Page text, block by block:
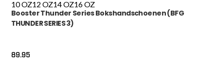
10 OZ12 OZ14 OZ16 OZ
Booster Thunder Series Bokshandschoenen (BFG
THUNDER SERIES 3)
89.95